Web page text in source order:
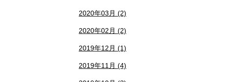
2020年03月 (2)
2020年02月 (2)
2019年12月 (1)
2019年11月 (4)